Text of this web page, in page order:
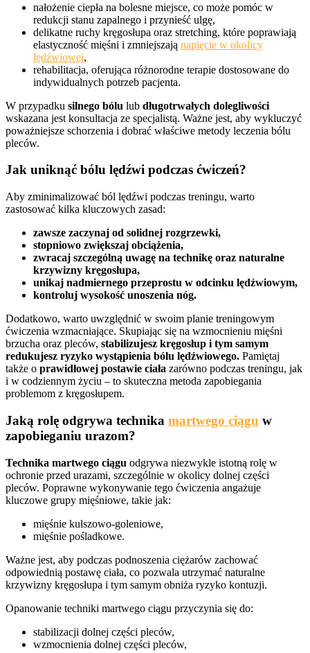
nałożenie ciepła na bolesne miejsce, co może pomóc w
redukcji stanu zapalnego i przynieść ulgę,
delikatne ruchy kręgosłupa oraz stretching, które poprawiają
elastyczność mięśni i zmniejszają napięcie w okolicy
lędźwiowej,
rehabilitacja, oferująca różnorodne terapie dostosowane do
indywidualnych potrzeb pacjenta.
W przypadku silnego bólu lub długotrwałych dolegliwości
wskazana jest konsultacja ze specjalistą. Ważne jest, aby wykluczyć
poważniejsze schorzenia i dobrać właściwe metody leczenia bólu
pleców.
Jak uniknąć bólu lędźwi podczas ćwiczeń?
Aby zminimalizować ból lędźwi podczas treningu, warto
zastosować kilka kluczowych zasad:
zawsze zaczynaj od solidnej rozgrzewki,
stopniowo zwiększaj obciążenia,
zwracaj szczególną uwagę na technikę oraz naturalne
krzywizny kręgosłupa,
unikaj nadmiernego przeprostu w odcinku lędźwiowym,
kontroluj wysokość unoszenia nóg.
Dodatkowo, warto uwzględnić w swoim planie treningowym
ćwiczenia wzmacniające. Skupiając się na wzmocnieniu mięśni
brzucha oraz pleców, stabilizujesz kręgosłup i tym samym
redukujesz ryzyko wystąpienia bólu lędźwiowego. Pamiętaj
także o prawidłowej postawie ciała zarówno podczas treningu, jak
i w codziennym życiu – to skuteczna metoda zapobiegania
problemom z kręgosłupem.
Jaką rolę odgrywa technika martwego ciągu w
zapobieganiu urazom?
Technika martwego ciągu odgrywa niezwykle istotną rolę w
ochronie przed urazami, szczególnie w okolicy dolnej części
pleców. Poprawne wykonywanie tego ćwiczenia angażuje
kluczowe grupy mięśniowe, takie jak:
mięśnie kulszowo-goleniowe,
mięśnie pośladkowe.
Ważne jest, aby podczas podnoszenia ciężarów zachować
odpowiednią postawę ciała, co pozwala utrzymać naturalne
krzywizny kręgosłupa i tym samym obniża ryzyko kontuzji.
Opanowanie techniki martwego ciągu przyczynia się do:
stabilizacji dolnej części pleców,
wzmocnienia dolnej części pleców,